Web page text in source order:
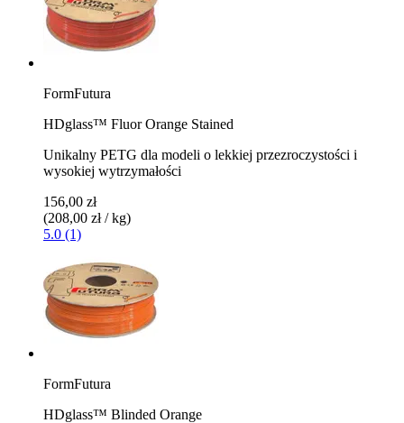
FormFutura
HDglass™ Fluor Orange Stained
Unikalny PETG dla modeli o lekkiej przezroczystości i
wysokiej wytrzymałości
156,00 zł
(208,00 zł / kg)
5.0 (1)
FormFutura
HDglass™ Blinded Orange